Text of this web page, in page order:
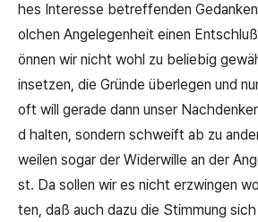
hes Interesse betreffenden
olchen Angelegenheit einen
önnen wir nicht wohl zu beliebig
insetzen, die Gründe überlegen und
oft will gerade dann unser
d halten, sondern schweift ab zu
weilen sogar der Widerwille an der
st. Da sollen wir es nicht erzwingen
ten, daß auch dazu die Stimmung